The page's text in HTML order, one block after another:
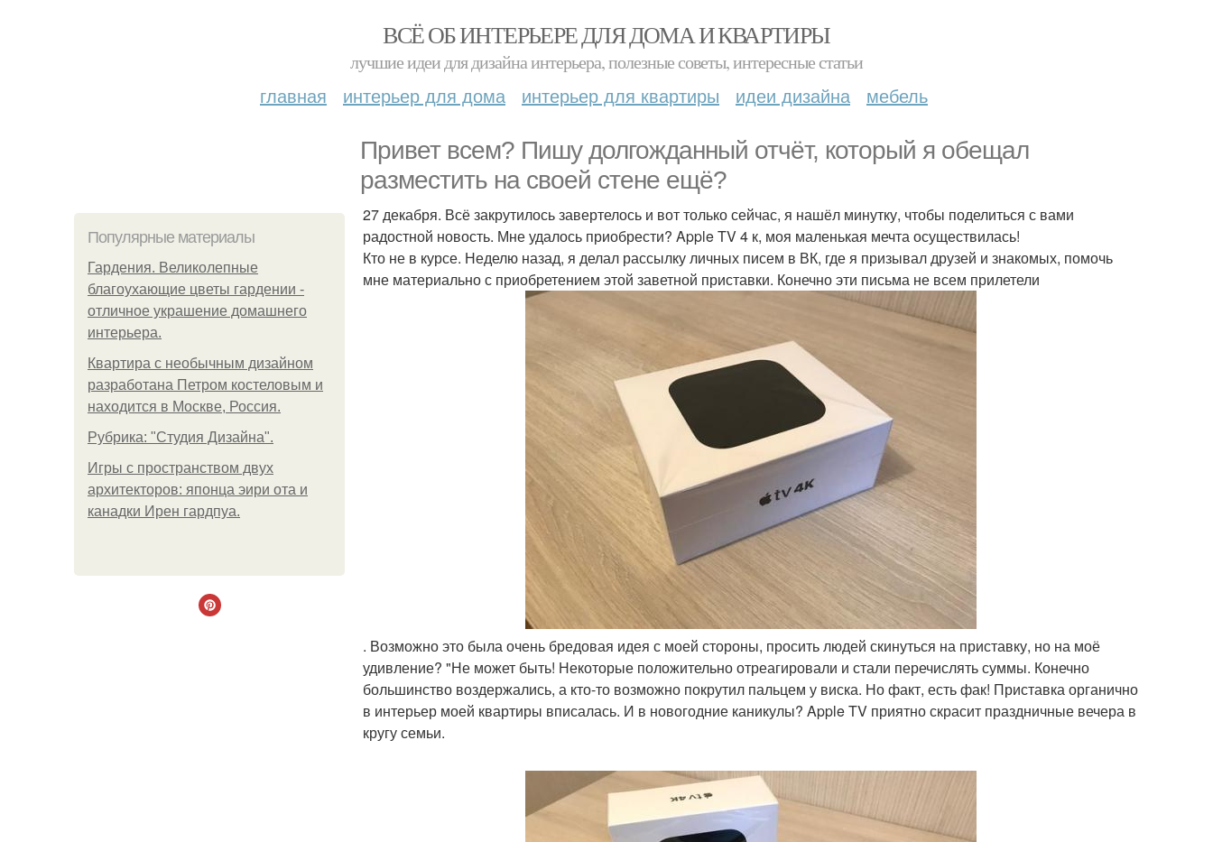
ВСЁ ОБ ИНТЕРЬЕРЕ ДЛЯ ДОМА И КВАРТИРЫ
лучшие идеи для дизайна интерьера, полезные советы, интересные статьи
главная интерьер для дома интерьер для квартиры идеи дизайна мебель
Привет всем? Пишу долгожданный отчёт, который я обещал
разместить на своей стене ещё?
Популярные материалы
Гардения. Великолепные
благоухающие цветы гардении -
отличное украшение домашнего
интерьера.
Квартира с необычным дизайном
разработана Петром костеловым и
находится в Москве, Россия.
Рубрика: "Студия Дизайна".
Игры с пространством двух
архитекторов: японца эири ота и
канадки Ирен гардпуа.
27 декабря. Всё закрутилось завертелось и вот только сейчас, я нашёл минутку, чтобы поделиться с вами
радостной новость. Мне удалось приобрести? Apple TV 4 к, моя маленькая мечта осуществилась!
Кто не в курсе. Неделю назад, я делал рассылку личных писем в ВК, где я призывал друзей и знакомых, помочь
мне материально с приобретением этой заветной приставки. Конечно эти письма не всем прилетели
. Возможно это была очень бредовая идея с моей стороны, просить людей скинуться на приставку, но на моё
удивление? "Не может быть! Некоторые положительно отреагировали и стали перечислять суммы. Конечно
большинство воздержались, а кто-то возможно покрутил пальцем у виска. Но факт, есть фак! Приставка органично
в интерьер моей квартиры вписалась. И в новогодние каникулы? Apple TV приятно скрасит праздничные вечера в
кругу семьи.